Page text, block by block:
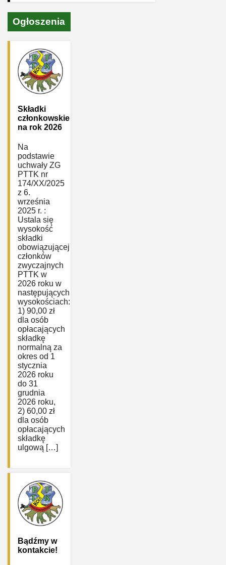
Ogłoszenia
Składki
członkowskie
na rok 2026
Na
podstawie
uchwały ZG
PTTK nr
174/XX/2025
z 6.
września
2025 r. :
Ustala się
wysokość
składki
obowiązującej
członków
zwyczajnych
PTTK w
2026 roku w
następujących
wysokościach:
1) 90,00 zł
dla osób
opłacających
składkę
normalną za
okres od 1
stycznia
2026 roku
do 31
grudnia
2026 roku,
2) 60,00 zł
dla osób
opłacających
składkę
ulgową […]
Bądźmy w
kontakcie!